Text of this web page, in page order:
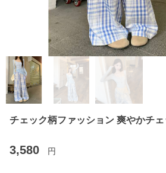
チェック柄ファッション 爽やかチ
3,580 円